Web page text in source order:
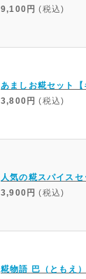
9,100円 (税込)
あましお糀セット【
3,800円 (税込)
人気の糀スパイスセ
3,900円 (税込)
糀物語 巴（ともえ